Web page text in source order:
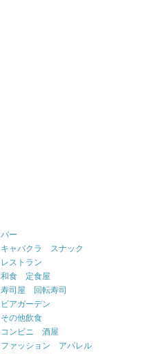
バー
キャバクラ スナック
レストラン
和食 定食屋
寿司屋 回転寿司
ビアガーデン
その他飲食
コンビニ 酒屋
ファッション アパレル